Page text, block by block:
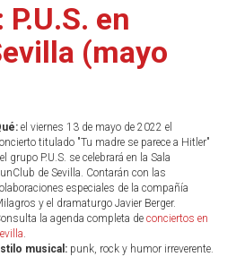
en
(mayo
el viernes 13 de mayo de 2022 el
titulado "Tu madre se parece a Hitler"
grupo P.U.S. se celebrará en la Sala
de Sevilla. Contarán con las
especiales de la compañía
y el dramaturgo Javier Berger.
la agenda completa de conciertos en
.
musical:punk, rock y humor irreverente.